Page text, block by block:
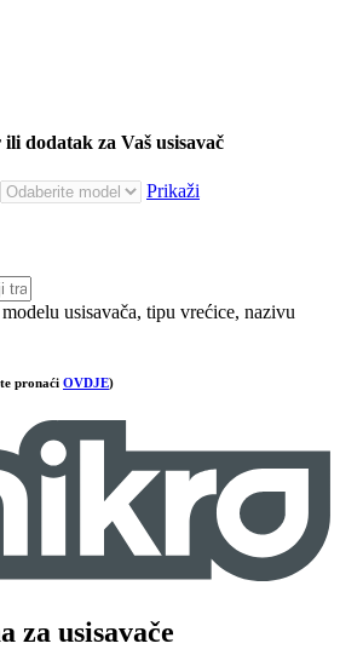
dodatak za Vaš usisavač
Prikaži
usisavača, tipu vrećice, nazivu
pronaći OVDJE)
za usisavače